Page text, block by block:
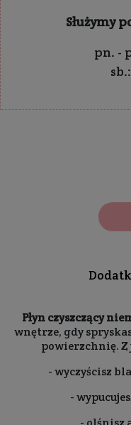
Służymy
pn. -
Płyn czyszczący
wnętrze, gdy
powierzchnię. Z
- wyczyścisz
-